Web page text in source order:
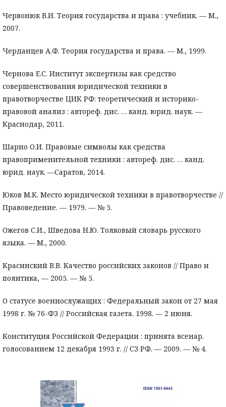
Червонюк В.И. Теория государства и права : учебник. — М.,
2007.
Черданцев А.Ф. Теория государства и права. — М., 1999.
Чернова Е.С. Институт экспертизы как средство
совершенствования юридической техники в
правотворчестве ЦИК РФ: теоретический и историко-
правовой анализ : автореф. дис. … канд. юрид. наук. —
Краснодар, 2011.
Шарно О.И. Правовые символы как средства
правоприменительной техники : автореф. дис. … канд.
юрид. наук. —Саратов, 2014.
Юков М.К. Место юридической техники в правотворчестве //
Правоведение. — 1979. — № 5.
Ожегов С.И., Шведова Н.Ю. Толковый словарь русского
языка. — М., 2000.
Красинский В.В. Качество российских законов // Право и
политика, — 2005. — № 5.
О статусе военнослужащих : Федеральный закон от 27 мая
1998 г. № 76-ФЗ // Российская газета. 1998. — 2 июня.
Конституция Российской Федерации : принята всенар.
голосованием 12 декабря 1993 г. // СЗ РФ. — 2009. — № 4.